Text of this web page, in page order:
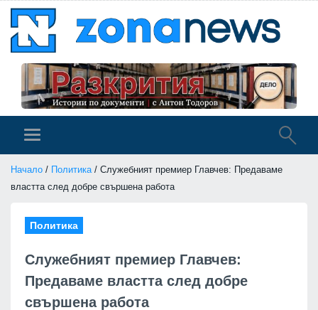
Начало / Политика/ Служебният премиер Главчев: Предаваме
властта след добре свършена работа
Политика
Служебният премиер Главчев:
Предаваме властта след добре
свършена работа